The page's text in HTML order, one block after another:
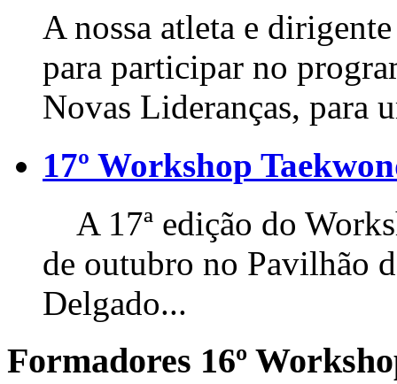
A nossa atleta e
para participar no
Novas Lideranças, para
17º Workshop
A 17ª edição do
de outubro no Pavilhão
Delgado...
Formadores 16º